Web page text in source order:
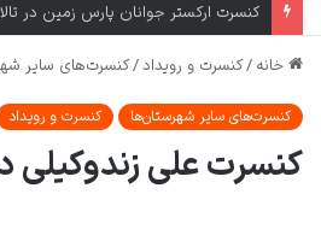
کنسرت ارکستر جوانان پارس زمین در
خانه /کنسرت و رویداد/کنسرت‌های سایر
کنسرت‌های سایر شهرستان‌ها کنسرت و رویداد
کنسرت علی زندوکیلی